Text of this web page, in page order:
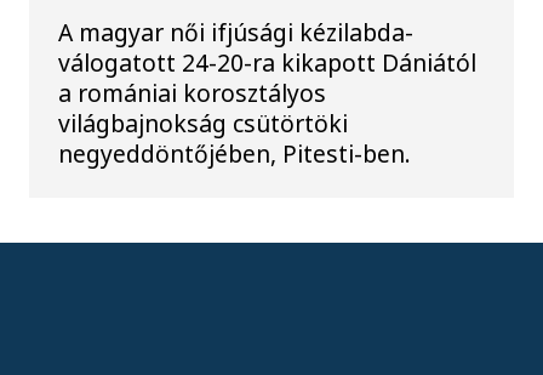
A magyar női ifjúsági kézilabda-
válogatott 24-20-ra kikapott Dániától
a romániai korosztályos
világbajnokság csütörtöki
negyeddöntőjében, Pitesti-ben.